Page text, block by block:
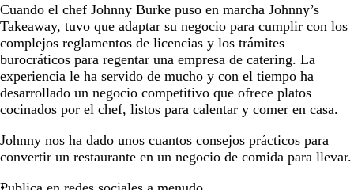
Cuando el chef Johnny Burke puso en marcha Johnny’s
Takeaway, tuvo que adaptar su negocio para cumplir con los
complejos reglamentos de licencias y los trámites
burocráticos para regentar una empresa de catering. La
experiencia le ha servido de mucho y con el tiempo ha
desarrollado un negocio competitivo que ofrece platos
cocinados por el chef, listos para calentar y comer en casa.
Johnny nos ha dado unos cuantos consejos prácticos para
convertir un restaurante en un negocio de comida para llevar.